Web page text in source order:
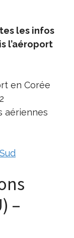
les infos
l’aéroport
en Corée
aériennes
–